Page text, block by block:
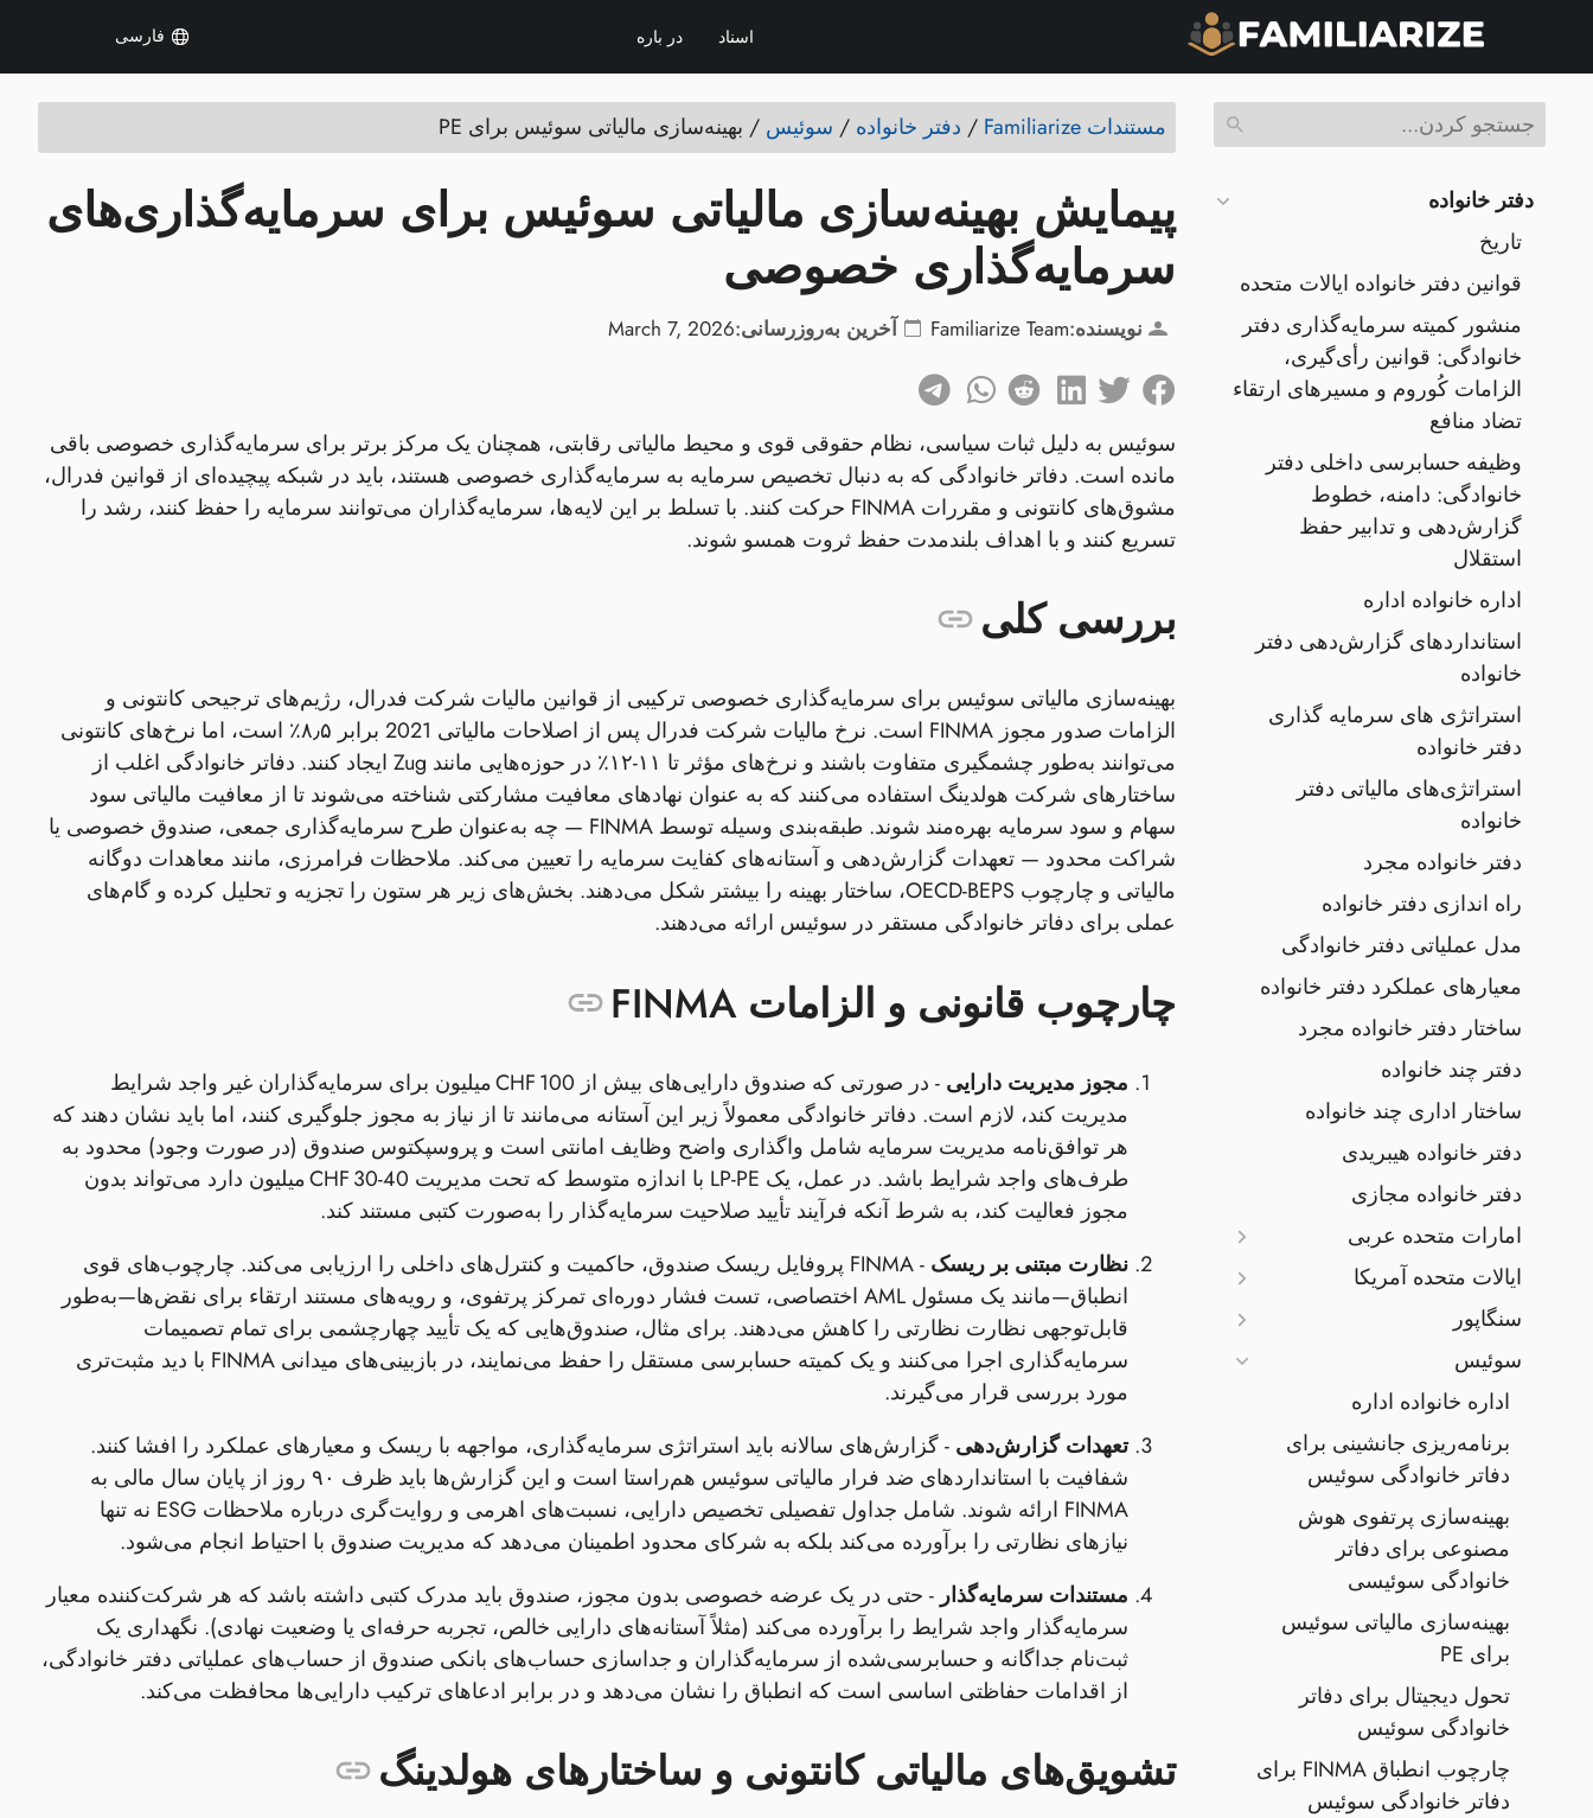
اسناد در باره فارسی
دفتر خانواده
تاریخ
قوانین دفتر خانواده ایالات متحده
منشور کمیته سرمایه‌گذاری دفتر
خانوادگی: قوانین رأی‌گیری،
الزامات کُوروم و مسیرهای ارتقاء
تضاد منافع
وظیفه حسابرسی داخلی دفتر
خانوادگی: دامنه، خطوط
گزارش‌دهی و تدابیر حفظ
استقلال
اداره خانواده اداره
استانداردهای گزارش‌دهی دفتر
خانواده
استراتژی های سرمایه گذاری
دفتر خانواده
استراتژی‌های مالیاتی دفتر
خانواده
دفتر خانواده مجرد
راه اندازی دفتر خانواده
مدل عملیاتی دفتر خانوادگی
معیارهای عملکرد دفتر خانواده
ساختار دفتر خانواده مجرد
دفتر چند خانواده
ساختار اداری چند خانواده
دفتر خانواده هیبریدی
دفتر خانواده مجازی
امارات متحده عربی
ایالات متحده آمریکا
سنگاپور
سوئیس
اداره خانواده اداره
برنامه‌ریزی جانشینی برای
دفاتر خانوادگی سوئیس
بهینه‌سازی پرتفوی هوش
مصنوعی برای دفاتر
خانوادگی سوئیسی
بهینه‌سازی مالیاتی سوئیس
برای PE
تحول دیجیتال برای دفاتر
خانوادگی سوئیس
چارچوب انطباق FINMA برای
دفاتر خانوادگی سوئیس
مستندات Familiarize / دفتر خانواده / سوئیس / بهینه‌سازی مالیاتی سوئیس برای PE
پیمایش بهینه‌سازی مالیاتی سوئیس برای سرمایه‌گذاری‌های
سرمایه‌گذاری خصوصی
نویسنده:Familiarize Team آخرین به‌روزرسانی:March 7, 2026
سوئیس به دلیل ثبات سیاسی، نظام حقوقی قوی و محیط مالیاتی رقابتی، همچنان یک مرکز برتر برای سرمایه‌گذاری خصوصی باقی
مانده است. دفاتر خانوادگی که به دنبال تخصیص سرمایه به سرمایه‌گذاری خصوصی هستند، باید در شبکه پیچیده‌ای از قوانین فدرال،
مشوق‌های کانتونی و مقررات FINMA حرکت کنند. با تسلط بر این لایه‌ها، سرمایه‌گذاران می‌توانند سرمایه را حفظ کنند، رشد را
تسریع کنند و با اهداف بلندمدت حفظ ثروت همسو شوند.
بررسی کلی
بهینه‌سازی مالیاتی سوئیس برای سرمایه‌گذاری خصوصی ترکیبی از قوانین مالیات شرکت فدرال، رژیم‌های ترجیحی کانتونی و
الزامات صدور مجوز FINMA است. نرخ مالیات شرکت فدرال پس از اصلاحات مالیاتی 2021 برابر ۸٫۵٪ است، اما نرخ‌های کانتونی
می‌توانند به‌طور چشمگیری متفاوت باشند و نرخ‌های مؤثر تا ۱۱‑۱۲٪ در حوزه‌هایی مانند Zug ایجاد کنند. دفاتر خانوادگی اغلب از
ساختارهای شرکت هولدینگ استفاده می‌کنند که به عنوان نهادهای معافیت مشارکتی شناخته می‌شوند تا از معافیت مالیاتی سود
سهام و سود سرمایه بهره‌مند شوند. طبقه‌بندی وسیله توسط FINMA — چه به‌عنوان طرح سرمایه‌گذاری جمعی، صندوق خصوصی یا
شراکت محدود — تعهدات گزارش‌دهی و آستانه‌های کفایت سرمایه را تعیین می‌کند. ملاحظات فرامرزی، مانند معاهدات دوگانه
مالیاتی و چارچوب OECD‑BEPS، ساختار بهینه را بیشتر شکل می‌دهند. بخش‌های زیر هر ستون را تجزیه و تحلیل کرده و گام‌های
عملی برای دفاتر خانوادگی مستقر در سوئیس ارائه می‌دهند.
چارچوب قانونی و الزامات FINMA
مجوز مدیریت دارایی
- در صورتی که صندوق دارایی‌های بیش از CHF 100 میلیون برای سرمایه‌گذاران غیر واجد شرایط
مدیریت کند، لازم است. دفاتر خانوادگی معمولاً زیر این آستانه می‌مانند تا از نیاز به مجوز جلوگیری کنند، اما باید نشان دهند که
هر توافق‌نامه مدیریت سرمایه شامل واگذاری واضح وظایف امانتی است و پروسپکتوس صندوق (در صورت وجود) محدود به
طرف‌های واجد شرایط باشد. در عمل، یک LP‑PE با اندازه متوسط که تحت مدیریت CHF 30‑40 میلیون دارد می‌تواند بدون
مجوز فعالیت کند، به شرط آنکه فرآیند تأیید صلاحیت سرمایه‌گذار را به‌صورت کتبی مستند کند.
نظارت مبتنی بر ریسک
- FINMA پروفایل ریسک صندوق، حاکمیت و کنترل‌های داخلی را ارزیابی می‌کند. چارچوب‌های قوی
انطباق—مانند یک مسئول AML اختصاصی، تست فشار دوره‌ای تمرکز پرتفوی، و رویه‌های مستند ارتقاء برای نقض‌ها—به‌طور
قابل‌توجهی نظارت نظارتی را کاهش می‌دهند. برای مثال، صندوق‌هایی که یک تأیید چهارچشمی برای تمام تصمیمات
سرمایه‌گذاری اجرا می‌کنند و یک کمیته حسابرسی مستقل را حفظ می‌نمایند، در بازبینی‌های میدانی FINMA با دید مثبت‌تری
مورد بررسی قرار می‌گیرند.
تعهدات گزارش‌دهی - گزارش‌های سالانه باید استراتژی سرمایه‌گذاری، مواجهه با ریسک و معیارهای عملکرد را افشا کنند.
شفافیت با استانداردهای ضد فرار مالیاتی سوئیس هم‌راستا است و این گزارش‌ها باید ظرف ۹۰ روز از پایان سال مالی به
FINMA ارائه شوند. شامل جداول تفصیلی تخصیص دارایی، نسبت‌های اهرمی و روایت‌گری درباره ملاحظات ESG نه تنها
نیازهای نظارتی را برآورده می‌کند بلکه به شرکای محدود اطمینان می‌دهد که مدیریت صندوق با احتیاط انجام می‌شود.
مستندات سرمایه‌گذار - حتی در یک عرضه خصوصی بدون مجوز، صندوق باید مدرک کتبی داشته باشد که هر شرکت‌کننده معیار
سرمایه‌گذار واجد شرایط را برآورده می‌کند (مثلاً آستانه‌های دارایی خالص، تجربه حرفه‌ای یا وضعیت نهادی). نگهداری یک
ثبت‌نام جداگانه و حسابرسی‌شده از سرمایه‌گذاران و جداسازی حساب‌های بانکی صندوق از حساب‌های عملیاتی دفتر خانوادگی،
از اقدامات حفاظتی اساسی است که انطباق را نشان می‌دهد و در برابر ادعاهای ترکیب دارایی‌ها محافظت می‌کند.
تشویق‌های مالیاتی کانتونی و ساختارهای هولدینگ